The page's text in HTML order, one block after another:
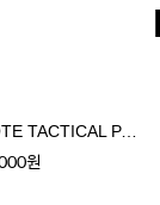
TANKER COYOTE TACTICAL PACK
원